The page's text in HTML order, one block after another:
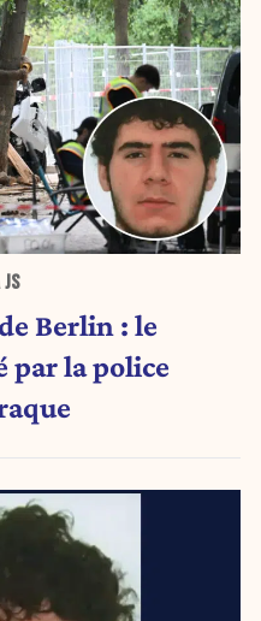
Berlin : le
par la police